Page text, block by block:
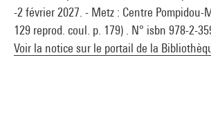
-2 février 2027. - Metz : Centre Pompidou-
129 reprod. coul. p. 179) . N° isbn 978-2-
Voir la notice sur le portail de la